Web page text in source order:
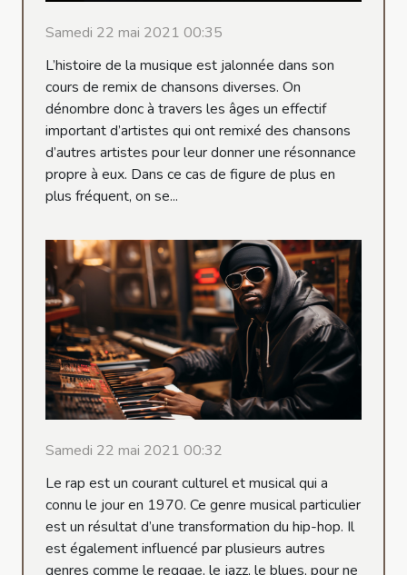
Samedi 22 mai 2021 00:35
L’histoire de la musique est jalonnée dans son
cours de remix de chansons diverses. On
dénombre donc à travers les âges un effectif
important d’artistes qui ont remixé des chansons
d’autres artistes pour leur donner une résonnance
propre à eux. Dans ce cas de figure de plus en
plus fréquent, on se...
Samedi 22 mai 2021 00:32
Le rap est un courant culturel et musical qui a
connu le jour en 1970. Ce genre musical particulier
est un résultat d’une transformation du hip-hop. Il
est également influencé par plusieurs autres
genres comme le reggae, le jazz, le blues, pour ne